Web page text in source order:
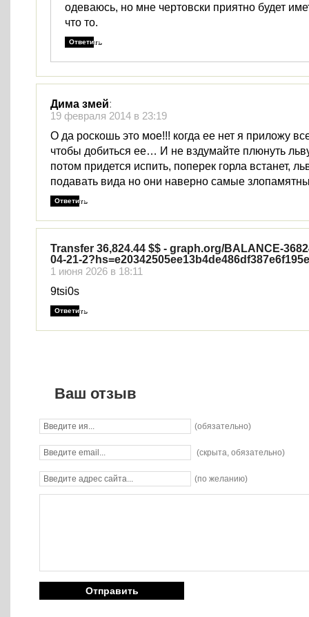
одеваюсь, но мне чертовски приятно будет
что то.
Ответить
Дима змей:
19 февраля 2014 в 23:19
О да роскошь это мое!!! когда ее нет я приложу
чтобы добиться ее… И не вздумайте плюнуть
потом придется испить, поперек горла встанет,
подавать вида но они наверно самые
Ответить
Transfer 36,824.44 $$ - graph.org/BALANCE-
04-21-
1 июня 2026 в 18:11
9tsi0s
Ответить
Ваш отзыв
(обязательно)
(скрыта, обязательно)
(по желанию)